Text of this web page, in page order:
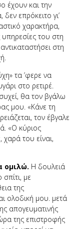
έχουν και την
επρόκειτο γι’
χαρακτήρα,
του στη
στη
τα ’φερε να
στο ρετιρέ.
θα τον βγάλω
μου. «Κάνε τη
τον έβγαλε
«Ο κύριος
του είναι,
ομιλώ. Η δουλειά
με
της
ολοδική μου. μετά
απογευματινής
της επιστροφής